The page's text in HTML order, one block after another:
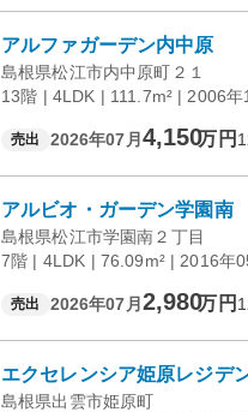
アルファガーデン内中原
島根県松江市内中原町２１
13階 | 4LDK | 111.7m² | 2006年
売出 2026年07月 4,150万円
アルビオ・ガーデン学園南
島根県松江市学園南２丁目
7階 | 4LDK | 76.09m² | 2016年
売出 2026年07月 2,980万円
エクセレンシア姫原レジデ
島根県出雲市姫原町